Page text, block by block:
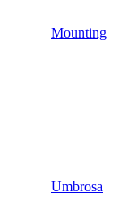
Mounting
Umbrosa